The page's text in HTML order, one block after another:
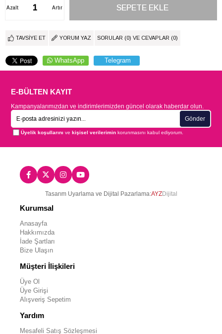
Artır
Azalt
TAVSIYE ET YORUM YAZ SORULAR (0) VE CEVAPLAR (0)
WhatsApp Telegram
E-BÜLTEN KAYIT
Kampanyalarımızdan ve indirimlerimizden güncel olarak haberdar olun.
Gönder
Üyelik koşullarını vekişisel verilerimin korunmasını kabul ediyorum.
Tasarım Uyarlama ve Dijital Pazarlama:AYZDijital
Kurumsal
Anasayfa
Hakkımızda
İade Şartları
Bize Ulaşın
Müşteri İlişkileri
Üye Ol
Üye Girişi
Alışveriş Sepetim
Yardım
Mesafeli Satış Sözleşmesi